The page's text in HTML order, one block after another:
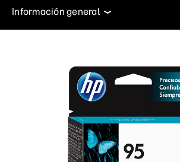
Información general